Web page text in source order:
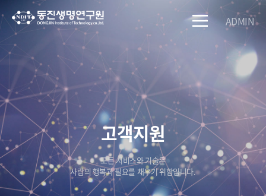
ADMIN
고객지원
모든 서비스와 기술은
사람의 행복과 필요를 채우기 위함입니다.